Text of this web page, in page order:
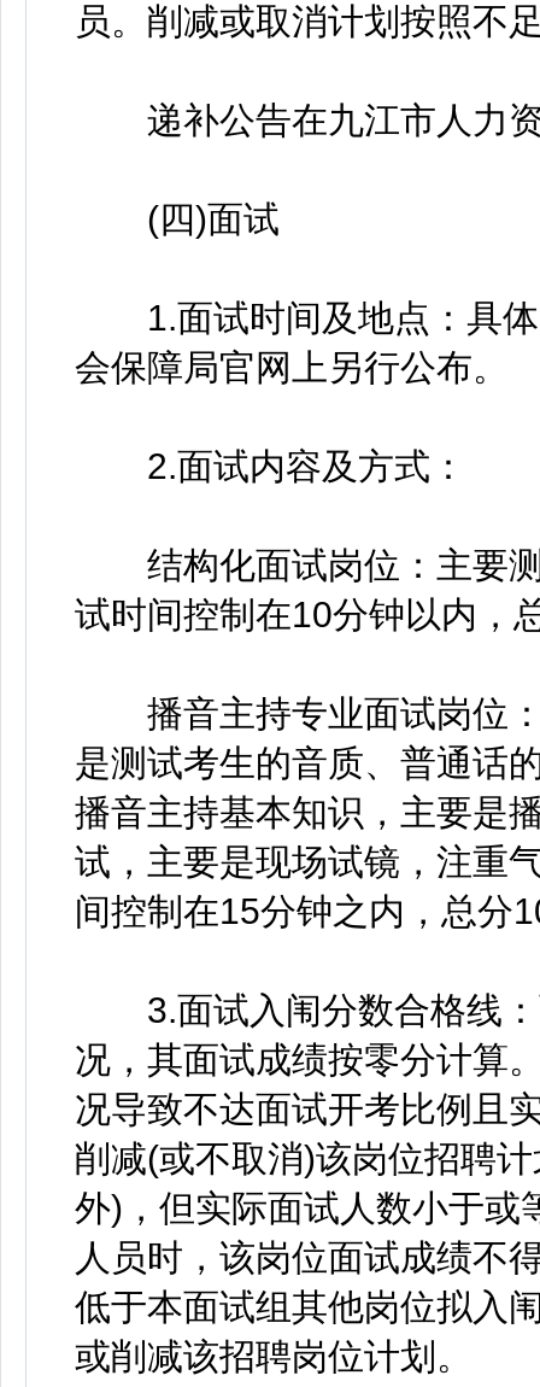
员。削减或取消计划按照不
递补公告在九江市人力资
(四)面试
1.面试时间及地点：具体
会保障局官网上另行公布。
2.面试内容及方式：
结构化面试岗位：主要测
试时间控制在10分钟以内，
播音主持专业面试岗位：
是测试考生的音质、普通话
播音主持基本知识，主要是
试，主要是现场试镜，注重
间控制在15分钟之内，总分
3.面试入闱分数合格线：
况，其面试成绩按零分计算
况导致不达面试开考比例且
削减(或不取消)该岗位招聘
外)，但实际面试人数小于或
人员时，该岗位面试成绩不
低于本面试组其他岗位拟入
或削减该招聘岗位计划。